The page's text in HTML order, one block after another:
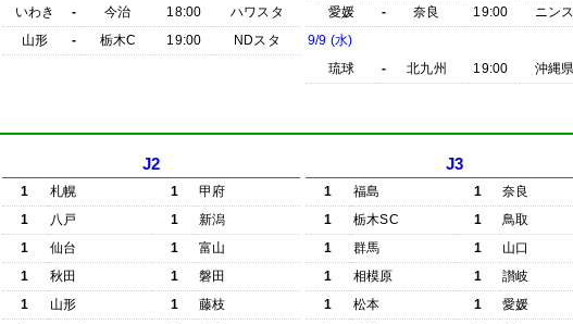
いわき
- 今治 18:00
ハワスタ
山形
- 栃木C 19:00 NDスタ
愛媛
- 奈良 19:00
ニン
9/9 (水)
琉球
- 北九州 19:00 沖縄
J2
1 札幌 1
甲府
1
八戸 1
新潟
1
仙台 1
富山
1
秋田 1
磐田
1
山形 1
藤枝
J3
1 福島 1
奈良
1
栃木SC 1
鳥取
1
群馬 1
山口
1
相模原 1
讃岐
1
松本 1
愛媛